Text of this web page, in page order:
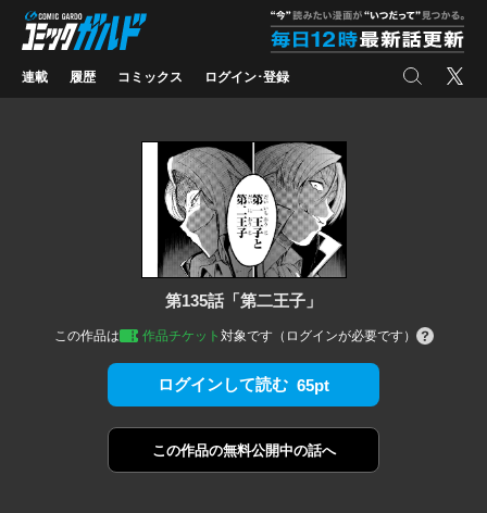
コミックガルド
連載 履歴 コミックス ログイン･登録 検索 X
第135話「第二王子」
この作品は 作品チケット 対象です（ログインが必要です）
ログインして読む 65pt
この作品の無料公開中の話へ